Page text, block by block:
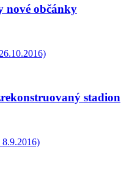
nové občánky
stadion